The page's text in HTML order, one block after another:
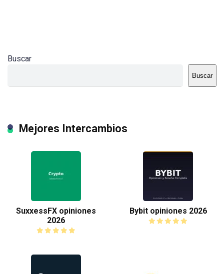
Buscar
Buscar
Mejores Intercambios
SuxxessFX opiniones
2026
Bybit opiniones 2026